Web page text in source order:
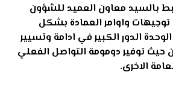
بالسيد معاون العميد للشؤون
توجيهات واوامر العمادة بشكل
الدور الكبير في ادامة وتسيير
حيث توفير دومومة التواصل الفعلي
الاخرى.